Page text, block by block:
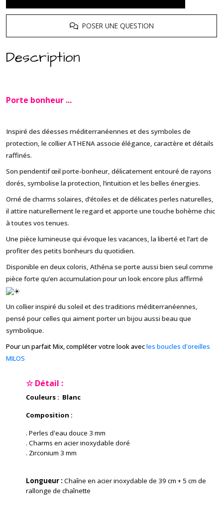
POSER UNE QUESTION
Description
Porte bonheur ...
Inspiré des déesses méditerranéennes et des symboles de
protection, le collier ATHENA associe élégance, caractère et détails
raffinés.
Son pendentif œil porte-bonheur, délicatement entouré de rayons
dorés, symbolise la protection, l’intuition et les belles énergies.
Orné de charms solaires, d’étoiles et de délicates perles naturelles,
il attire naturellement le regard et apporte une touche bohème chic
à toutes vos tenues.
Une pièce lumineuse qui évoque les vacances, la liberté et l’art de
profiter des petits bonheurs du quotidien.
Disponible en deux coloris, Athéna se porte aussi bien seul comme
pièce forte qu’en accumulation pour un look encore plus affirmé
Un collier inspiré du soleil et des traditions méditerranéennes,
pensé pour celles qui aiment porter un bijou aussi beau que
symbolique.
Pour un parfait Mix, compléter votre look avecles boucles d'oreilles
MILOS
☆ Détail :
Couleurs : Blanc
Composition :
. Perles d'eau douce 3 mm
. Charms en acier inoxydable doré
. Zirconium 3 mm
Longueur : Chaîne en acier inoxydable de 39 cm + 5 cm de
rallonge de chaînette